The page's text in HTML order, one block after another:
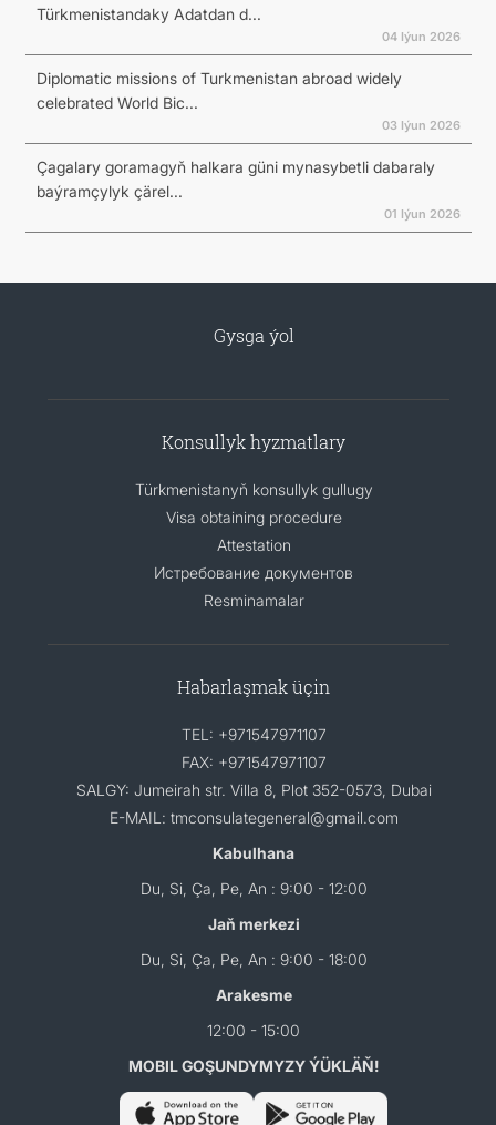
Türkmenistandaky Adatdan d...
04 Iýun 2026
Diplomatic missions of Turkmenistan abroad widely
celebrated World Bic...
03 Iýun 2026
Çagalary goramagyň halkara güni mynasybetli dabaraly
baýramçylyk çärel...
01 Iýun 2026
Gysga ýol
Konsullyk hyzmatlary
Türkmenistanyň konsullyk gullugy
Visa obtaining procedure
Attestation
Истребование документов
Resminamalar
Habarlaşmak üçin
TEL: +971547971107
FAX: +971547971107
SALGY: Jumeirah str. Villa 8, Plot 352-0573, Dubai
E-MAIL: tmconsulategeneral@gmail.com
Kabulhana
Du, Si, Ça, Pe, An : 9:00 - 12:00
Jaň merkezi
Du, Si, Ça, Pe, An : 9:00 - 18:00
Arakesme
12:00 - 15:00
MOBIL GOŞUNDYMYZY ÝÜKLÄŇ!